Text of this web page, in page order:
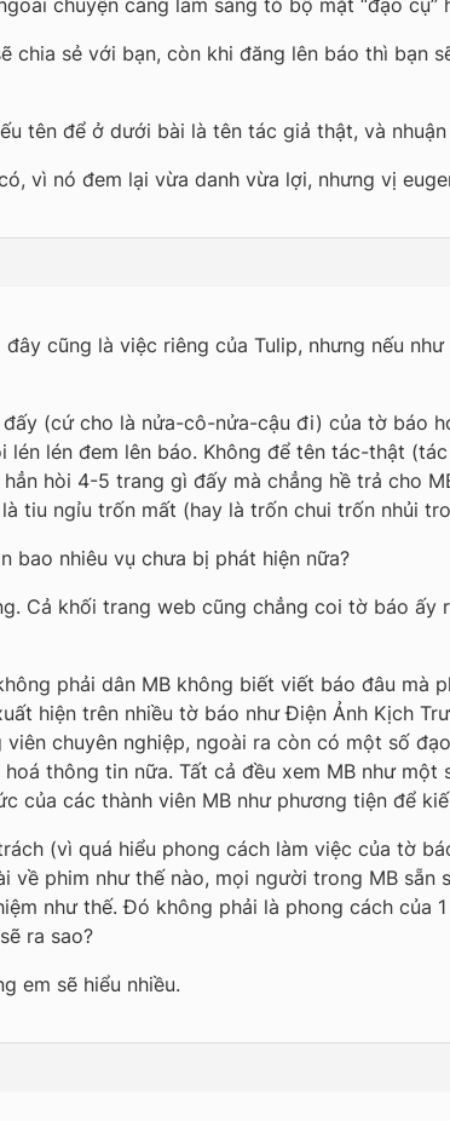
chuyện càng làm sáng tỏ bộ mặt “đạo cụ”
chia sẻ với bạn, còn khi đăng lên báo thì bạn
tên để ở dưới bài là tên tác giả thật, và nhuận
vì nó đem lại vừa danh vừa lợi, nhưng vị
cũng là việc riêng của Tulip, nhưng nếu
(cứ cho là nửa-cô-nửa-cậu đi) của tờ báo
lén lén đem lên báo. Không để tên tác-thật
hòi 4-5 trang gì đấy mà chẳng hề trả cho
tiu ngỉu trốn mất (hay là trốn chui trốn nhủi
bao nhiêu vụ chưa bị phát hiện nữa?
Cả khối trang web cũng chẳng coi tờ báo
phải dân MB không biết viết báo đâu mà
hiện trên nhiều tờ báo như Điện Ảnh Kịch
chuyên nghiệp, ngoài ra còn có một số
thông tin nữa. Tất cả đều xem MB như
của các thành viên MB như phương tiện để
(vì quá hiểu phong cách làm việc của tờ
phim như thế nào, mọi người trong MB sẵn
như thế. Đó không phải là phong cách của
ra sao?
em sẽ hiểu nhiều.